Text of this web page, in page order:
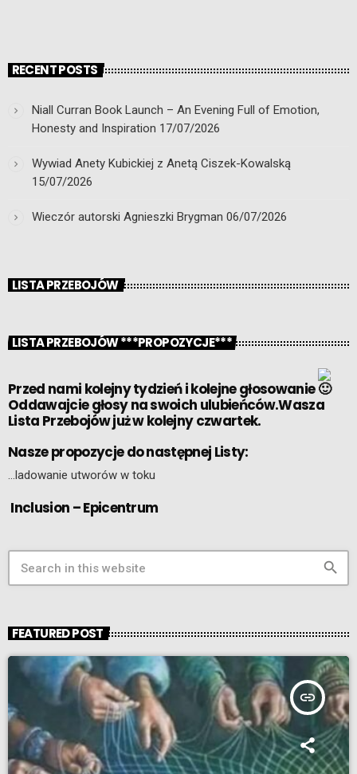
RECENT POSTS
Niall Curran Book Launch – An Evening Full of Emotion,
Honesty and Inspiration 17/07/2026
Wywiad Anety Kubickiej z Anetą Ciszek-Kowalską
15/07/2026
Wieczór autorski Agnieszki Brygman 06/07/2026
LISTA PRZEBOJÓW
LISTA PRZEBOJÓW ***PROPOZYCJE***
Przed nami kolejny tydzień i kolejne głosowanie
Oddawajcie głosy na swoich ulubieńców.Wasza
Lista Przebojów już w kolejny czwartek.
Nasze propozycje do następnej Listy:
…ladowanie utworów w toku
Inclusion – Epicentrum
search
FEATURED POST
insert_link